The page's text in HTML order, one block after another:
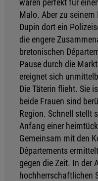
wären perfekt für
Malo. Aber zu
Dupin dort ein
die engere
bretonischen
Pause durch die
ereignet sich
Die Täterin flieht. Sie
beide Frauen sind
Region. Schnell stellt
Anfang einer
Gemeinsam mit den
Départements
gegen die Zeit. In der
hochherrschaftlichen